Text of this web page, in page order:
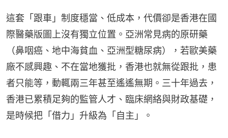
這套「跟車」制度穩當、低成本，代價卻是香港在國
際醫藥版圖上沒有獨立位置。亞洲常見病的原研藥
（鼻咽癌、地中海貧血、亞洲型糖尿病），若歐美藥
廠不感興趣、不在當地獲批，香港也就無從跟批，患
者只能等，動輒兩三年甚至遙遙無期。三十年過去，
香港已累積足夠的監管人才、臨床網絡與財政基礎，
是時候把「借力」升級為「自主」。